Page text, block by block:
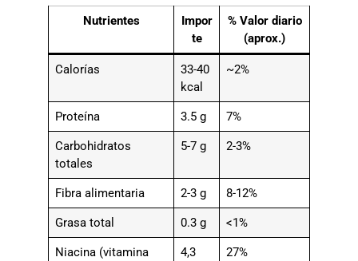
Nutrientes
Impor
te
% Valor diario
(aprox.)
Calorías
33-40
kcal
~2%
Proteína 3.5 g 7%
Carbohidratos
totales
5-7 g 2-3%
Fibra alimentaria 2-3 g 8-12%
Grasa total 0.3 g <1%
Niacina (vitamina
4,3
27%